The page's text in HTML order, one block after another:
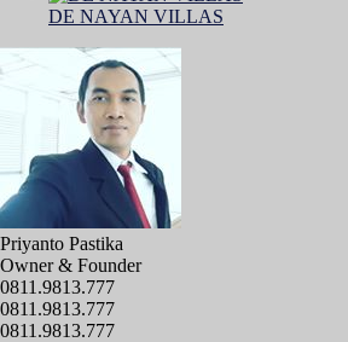
DE NAYAN VILLAS
Priyanto Pastika
Owner & Founder
0811.9813.777
0811.9813.777
0811.9813.777